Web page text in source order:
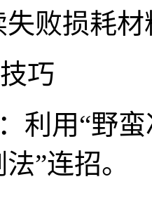
败损耗材
巧
利用“野
”连招。